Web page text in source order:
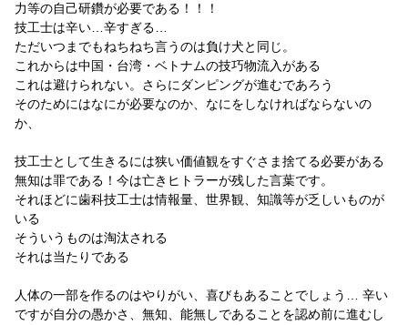
力等の自己研鑽が必要である！！！
技工士は辛い…辛すぎる…
ただいつまでもねちねち言うのは負け犬と同じ。
これからは中国・台湾・ベトナムの技巧物流入がある
これは避けられない。さらにダンピングが進むであろう
そのためにはなにが必要なのか、なにをしなければならないの
か、
技工士として生きるには狭い価値観をすぐさま捨てる必要がある
無知は罪である！今は亡きヒトラーが残した言葉です。
それほどに歯科技工士は情報量、世界観、知識等が乏しいものが
いる
そういうものは淘汰される
それは当たりである
人体の一部を作るのはやりがい、喜びもあることでしょう… 辛い
ですが自分の愚かさ、無知、能無しであることを認め前に進むし